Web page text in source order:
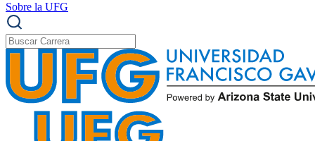
Sobre la UFG